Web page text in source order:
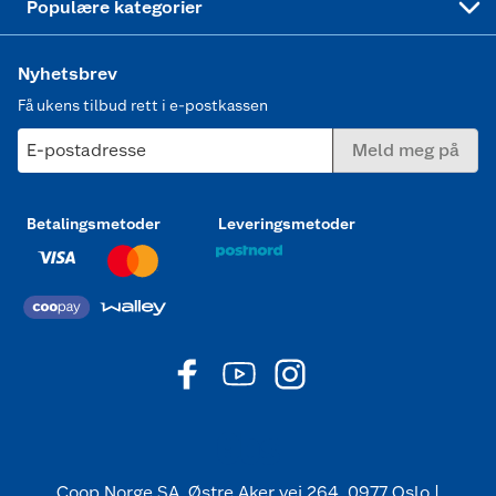
Populære kategorier
Nyhetsbrev
Få ukens tilbud rett i e-postkassen
E-postadresse Meld meg på
Betalingsmetoder Leveringsmetoder
Coop Norge SA, Østre Aker vei 264, 0977 Oslo |